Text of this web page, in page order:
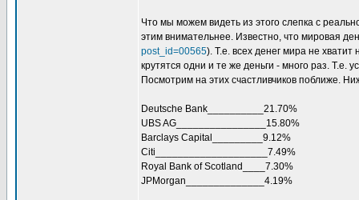
Что мы можем видеть из этого слепка с
этим внимательнее. Известно, что мировая
post_id=00565). Т.е. всех денег мира не
крутятся одни и те же деньги - много раз. Т.е.
Посмотрим на этих счастливчиков поближе.
Deutsche Bank__________21.70%
UBS AG________________15.80%
Barclays Capital_________9.12%
Citi____________________7.49%
Royal Bank of Scotland____7.30%
JPMorgan______________4.19%